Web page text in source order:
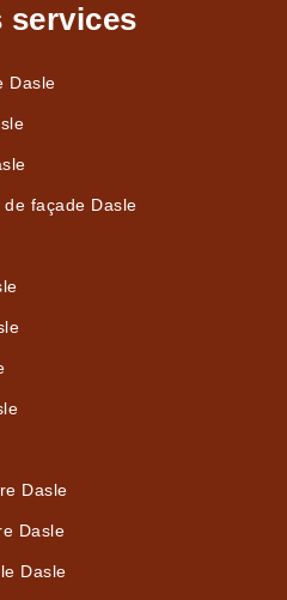
services
Dasle
façade Dasle
Dasle
Dasle
Dasle